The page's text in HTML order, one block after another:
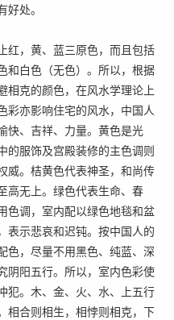
处。
红，黄、蓝三原色，而且包括
和白色（无色）。所以，根据
相克的颜色，在风水学理论上
彩亦影响住宅的风水，中国人
快、吉祥、力量。黄色是光
的服饰及宫殿装修的主色调则
威。桔黄色代表神圣，和尚传
高无上。绿色代表生命、春
色调，室内配以绿色地毯和盆
表示悲哀和迟钝。按中国人的
色，尽量不用黑色、纯蓝、深
阴阳五行。所以，室内色彩使
犯。木、金、火、水、上五行
相合则相生，相悖则相克，下